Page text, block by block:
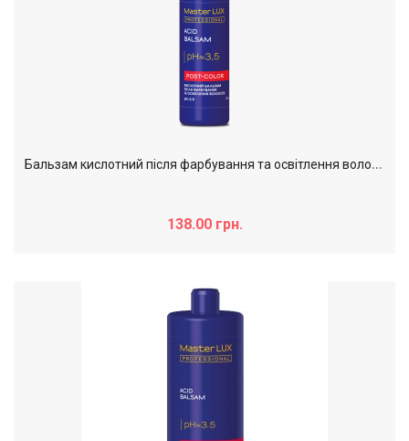
Б
альзам кислотний після фарбування та освітлення волосся MasterLUX Post color, 100 мл
138.00 грн.